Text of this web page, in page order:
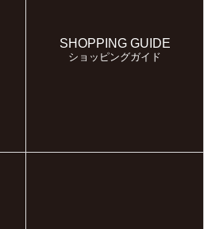
SHOPPING GUIDE
ショッピングガイド